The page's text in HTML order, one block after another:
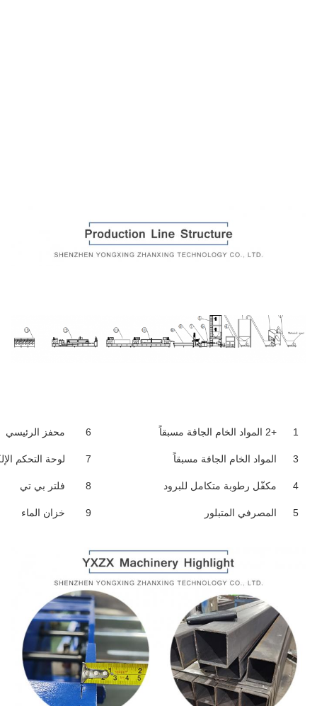
1 +2 المواد الخام الجافة مسبقاً 6 محفز الرئيسي
3 المواد الخام الجافة مسبقاً 7 لوحة التحكم
4 مكفّل رطوبة متكامل للبرود 8 فلتر بي تي
5 المصرفي المتبلور 9 خزان الماء